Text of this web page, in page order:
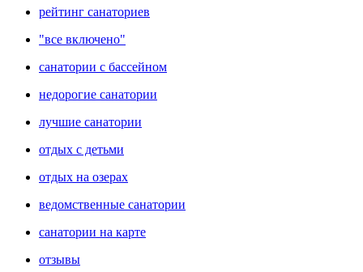
рейтинг санаториев
"все включено"
санатории с бассейном
недорогие санатории
лучшие санатории
отдых с детьми
отдых на озерах
ведомственные санатории
санатории на карте
отзывы